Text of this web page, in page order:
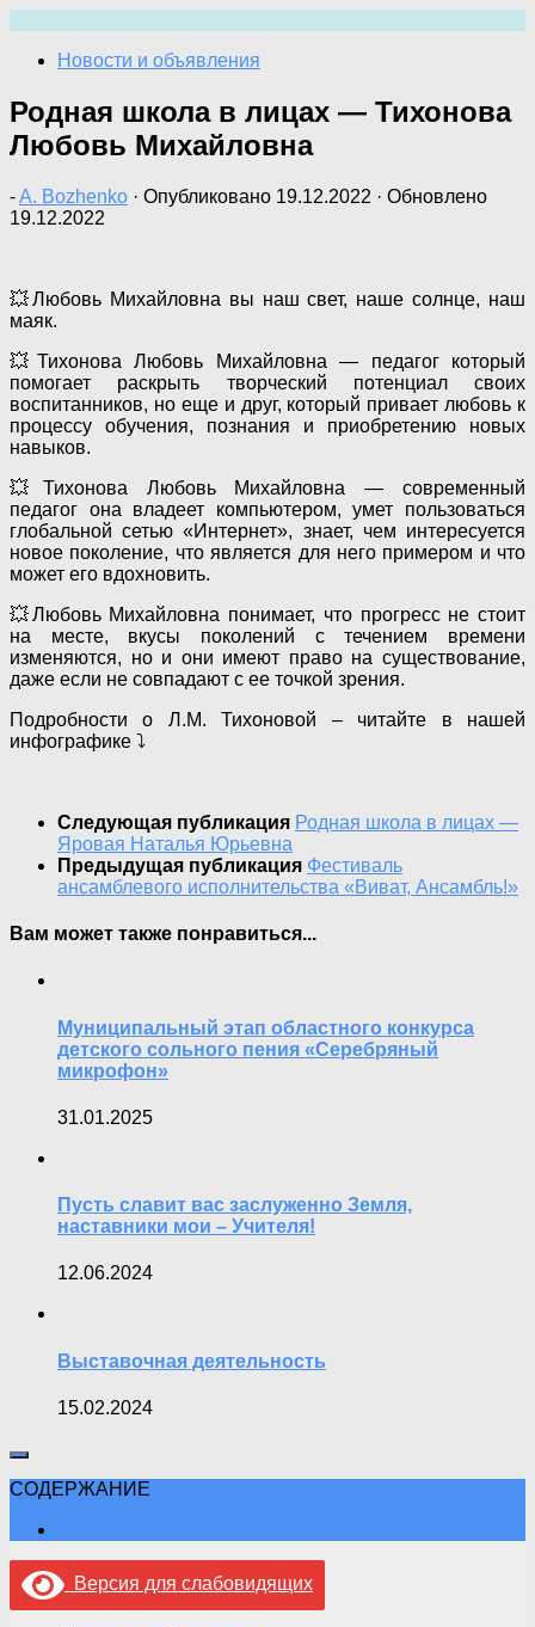
содержимому
Новости и объявления
Родная школа в лицах — Тихонова
Любовь Михайловна
-A. Bozhenko · Опубликовано 19.12.2022 · Обновлено
19.12.2022
💥Любовь Михайловна вы наш свет, наше солнце, наш
маяк.
💥Тихонова Любовь Михайловна — педагог который
помогает раскрыть творческий потенциал своих
воспитанников, но еще и друг, который привает любовь к
процессу обучения, познания и приобретению новых
навыков.
💥Тихонова Любовь Михайловна — современный
педагог она владеет компьютером, умет пользоваться
глобальной сетью «Интернет», знает, чем интересуется
новое поколение, что является для него примером и что
может его вдохновить.
💥Любовь Михайловна понимает, что прогресс не стоит
на месте, вкусы поколений с течением времени
изменяются, но и они имеют право на существование,
даже если не совпадают с ее точкой зрения.
Подробности о Л.М. Тихоновой – читайте в нашей
инфографике ⤵️
Следующая публикация Родная школа в лицах —
Яровая Наталья Юрьевна
Предыдущая публикация Фестиваль
ансамблевого исполнительства «Виват, Ансамбль!»
Вам может также понравиться...
Муниципальный этап областного конкурса
детского сольного пения «Серебряный
микрофон»
31.01.2025
Пусть славит вас заслуженно Земля,
наставники мои – Учителя!
12.06.2024
Выставочная деятельность
15.02.2024
СОДЕРЖАНИЕ
Версия для слабовидящих